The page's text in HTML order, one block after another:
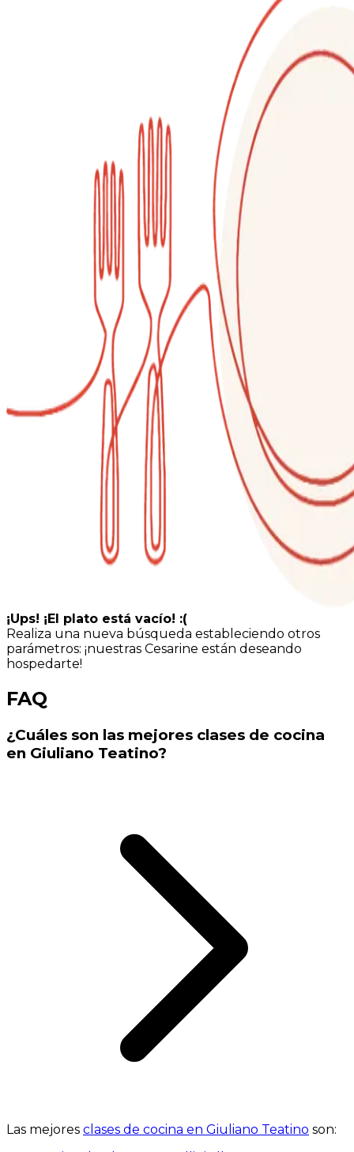
¡Ups! ¡El plato está vacío! :(
Realiza una nueva búsqueda estableciendo otros
parámetros: ¡nuestras Cesarine están deseando
hospedarte!
FAQ
¿Cuáles son las mejores clases de cocina
en Giuliano Teatino?
Las mejores clases de cocina en Giuliano Teatino son: